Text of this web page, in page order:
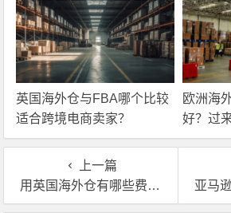
英国海外仓与FBA哪个比较
适合跨境电商卖家？
欧洲海
好？过
上一篇
用英国海外仓有哪些费用，与FBA相比哪个更划算？
亚马逊卖